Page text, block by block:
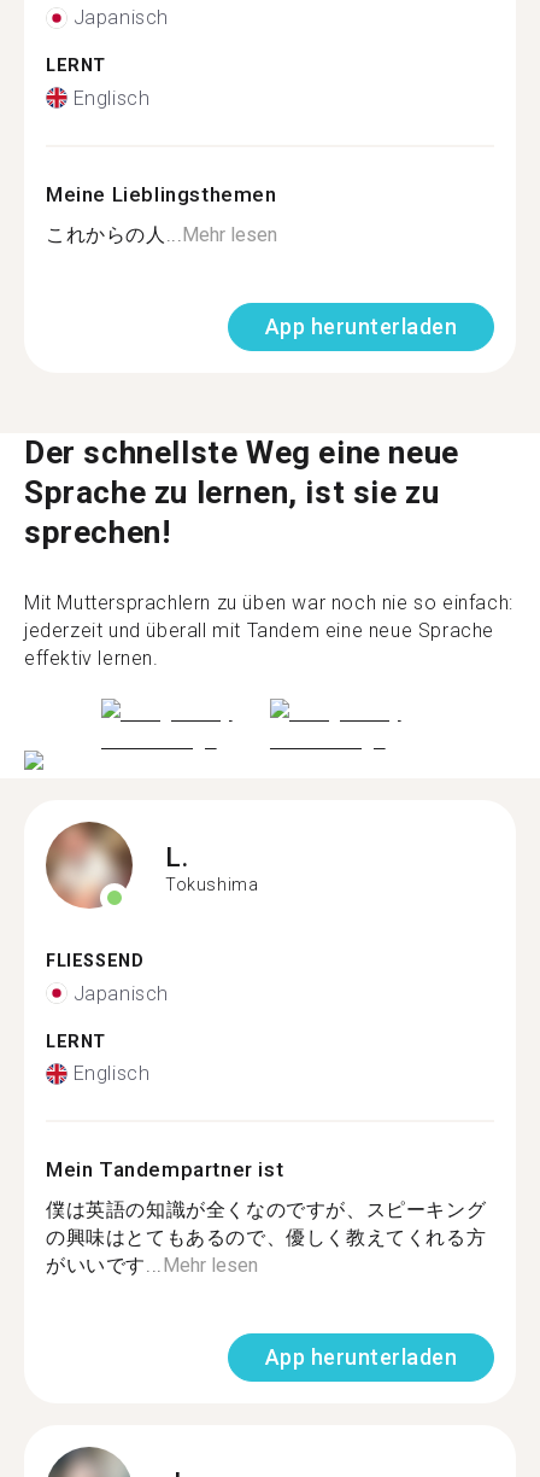
Japanisch
LERNT
Englisch
Meine Lieblingsthemen
これからの人... Mehr lesen
App herunterladen
Der schnellste Weg eine neue
Sprache zu lernen, ist sie zu
sprechen!
Mit Muttersprachlern zu üben war noch nie so einfach:
jederzeit und überall mit Tandem eine neue Sprache
effektiv lernen.
L.
Tokushima
FLIESSEND
Japanisch
LERNT
Englisch
Mein Tandempartner ist
僕は英語の知識が全くなのですが、スピーキング
の興味はとてもあるので、優しく教えてくれる方
がいいです...Mehr lesen
App herunterladen